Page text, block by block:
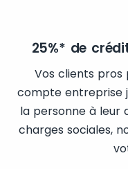
25%* de
Vos clients
compte entreprise
la personne à leur
charges sociales,